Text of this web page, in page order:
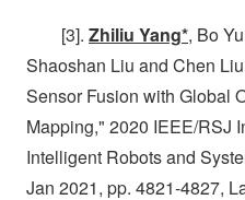
[3]. Zhiliu Yang*, Bo
Shaoshan Liu and Chen
Sensor Fusion with Global
Mapping," 2020 IEEE/RSJ
Intelligent Robots and
Jan 2021, pp. 4821-4827,